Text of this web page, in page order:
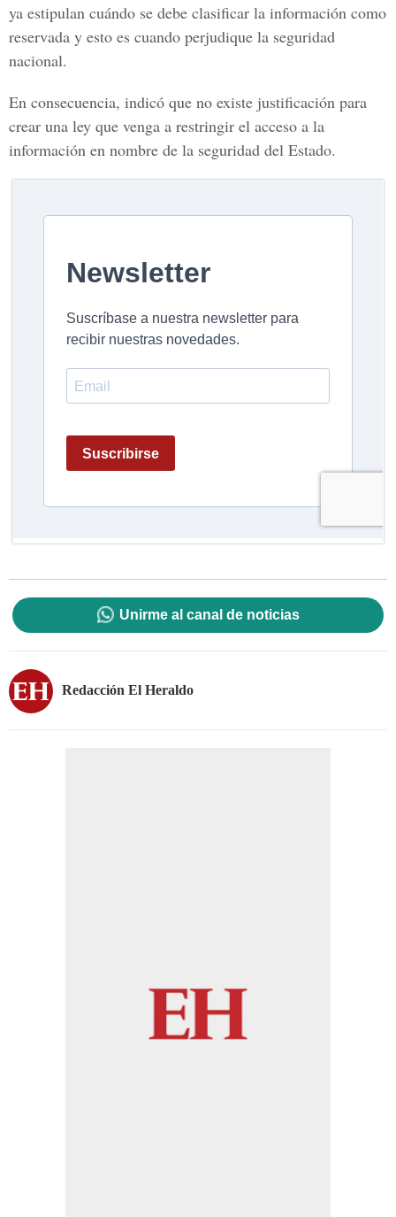
ya estipulan cuándo se debe clasificar la información como
reservada y esto es cuando perjudique la seguridad
nacional.
En consecuencia, indicó que no existe justificación para
crear una ley que venga a restringir el acceso a la
información en nombre de la seguridad del Estado.
Unirme al canal de noticias
Redacción El Heraldo